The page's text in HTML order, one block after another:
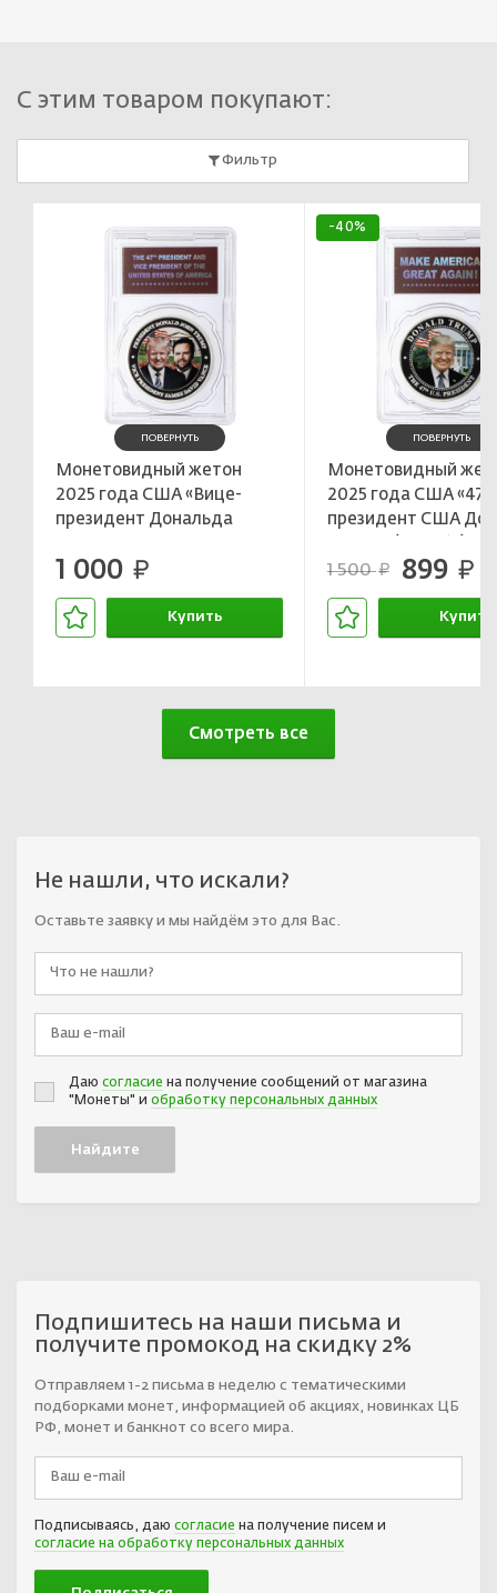
С этим товаром покупают:
Фильтр
ПОВЕРНУТЬ
Монетовидный жетон
2025 года США «Вице-
президент Дональда
Вэнс» (в слабе)
1 000 руб.
Купить
-40%
ПОВЕРНУТЬ
Монетовидный
2025 года США «47-
президент США
1 500руб. 899 руб.
Купить
Смотреть все
Не нашли, что искали?
Оставьте заявку и мы найдём это для Вас.
Даю согласие на получение сообщений от магазина
"Монеты" и обработку персональных данных
Подпишитесь на наши письма и
получите промокод на скидку 2%
Отправляем 1-2 письма в неделю с тематическими
подборками монет, информацией об акциях, новинках ЦБ
РФ, монет и банкнот со всего мира.
Подписываясь, даю согласие на получение писем и
согласие на обработку персональных данных